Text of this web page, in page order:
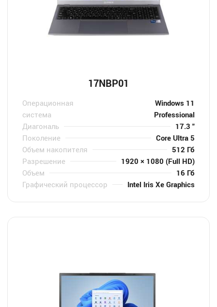
17NBP01
Операционная
система
Windows 11
Professional
Диагональ
17.3 "
Поколение
Core Ultra 5
Объем накопителя
512 Гб
Разрешение
1920 × 1080 (Full HD)
Объем
16 Гб
Графический процессор
Intel Iris Xe Graphics